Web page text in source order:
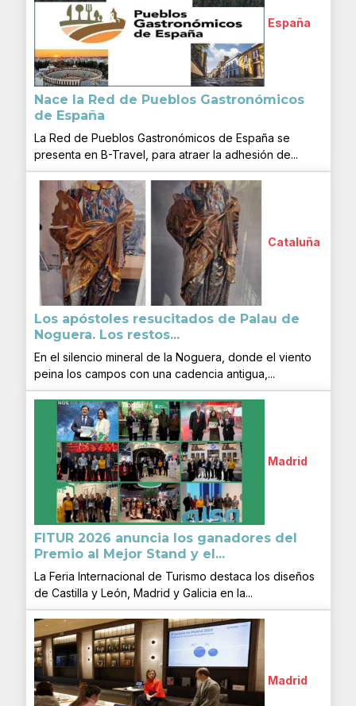
España
Nace la Red de Pueblos Gastronómicos
de España
La Red de Pueblos Gastronómicos de España se
presenta en B-Travel, para atraer la adhesión de...
Cataluña
Los apóstoles resucitados de Palau de
Noguera. Los restos...
En el silencio mineral de la Noguera, donde el viento
peina los campos con una cadencia antigua,...
Madrid
FITUR 2026 anuncia los ganadores del
Premio al Mejor Stand y el...
La Feria Internacional de Turismo destaca los diseños
de Castilla y León, Madrid y Galicia en la...
Madrid